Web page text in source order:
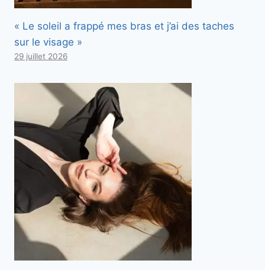
« Le soleil a frappé mes bras et j’ai des taches
sur le visage »
29 juillet 2026